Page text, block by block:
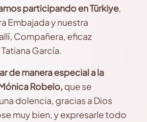
participando en Türkiye,
Embajada y nuestra
Compañera, eficaz
García.
de manera especial a la
Robelo, que se
dolencia, gracias a Dios
muy bien, y expresarle todo